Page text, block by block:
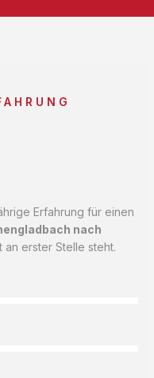
Erfahrung für einen
nach
an erster Stelle steht.